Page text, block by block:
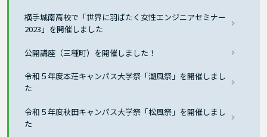
横手城南高校で「世界に羽ばたく女性エンジニアセミナー
2023」を開催しました
公開講座（三種町）を開催しました！
令和５年度本荘キャンパス大学祭「潮風祭」を開催しまし
た
令和５年度秋田キャンパス大学祭「松風祭」を開催しまし
た